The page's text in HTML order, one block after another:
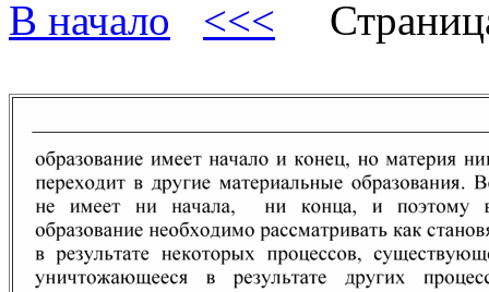
В начало <<<